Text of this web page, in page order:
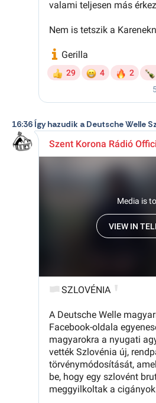
16:36 Így hazudik a Deutsche Welle